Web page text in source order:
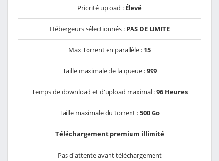
Priorité upload : Élevé
Hébergeurs sélectionnés : PAS DE LIMITE
Max Torrent en parallèle : 15
Taille maximale de la queue :999
Temps de download et d'upload maximal :96 Heures
Taille maximale du torrent :500 Go
Téléchargement premium illimité
Pas d'attente avant téléchargement